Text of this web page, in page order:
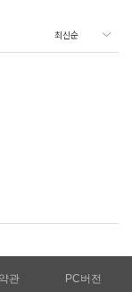
관 PC버전